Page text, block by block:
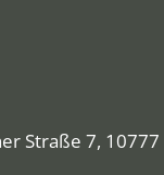
Straße 7, 10777